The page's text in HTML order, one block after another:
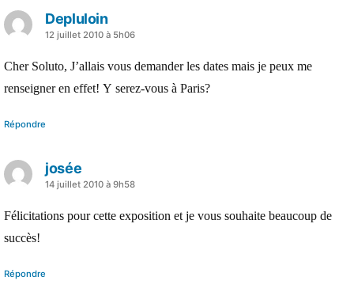
Depluloin
a
dit :
12 juillet 2010 à 5h06
Cher Soluto, J’allais vous demander les dates mais je peux me
renseigner en effet! Y serez-vous à Paris?
Répondre
josée
a
dit :
14 juillet 2010 à 9h58
Félicitations pour cette exposition et je vous souhaite beaucoup de
succès!
Répondre